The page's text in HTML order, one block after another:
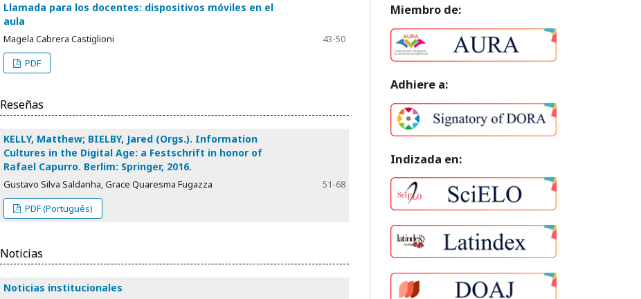
Llamada para los docentes: dispositivos móviles en el
aula
Magela Cabrera Castiglioni
43-50
PDF
Reseñas
KELLY, Matthew; BIELBY, Jared (Orgs.). Information
Cultures in the Digital Age: a Festschrift in honor of
Rafael Capurro. Berlim: Springer, 2016.
Gustavo Silva Saldanha, Grace Quaresma Fugazza
51-68
PDF (Português)
Noticias
Noticias institucionales
Miembro de:
Adhiere a:
Indizada en: